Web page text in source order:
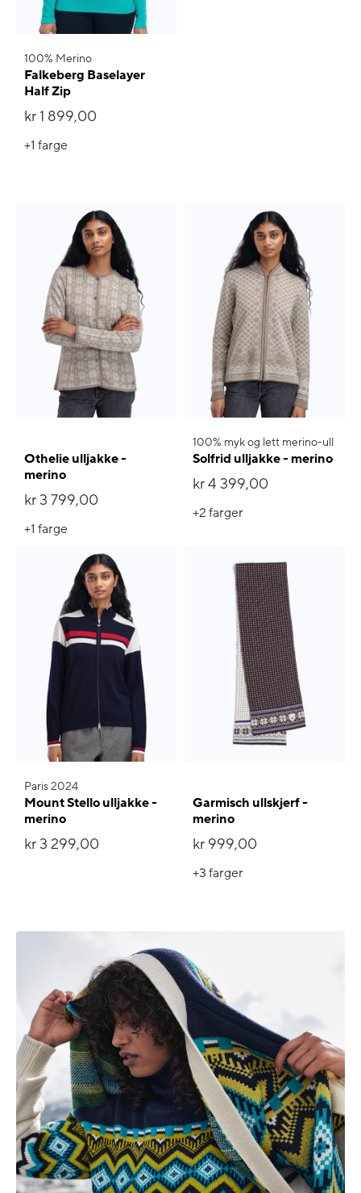
100% Merino
Falkeberg Baselayer
Half Zip
kr 1 899,00
+1 farge
Othelie ulljakke -
merino
kr 3 799,00
+1 farge
100% myk og lett merino-ull
Solfrid ulljakke - merino
kr 4 399,00
+2farger
Paris 2024
Mount Stello ulljakke -
merino
kr 3 299,00
Garmisch ullskjerf -
merino
kr 999,00
+3farger